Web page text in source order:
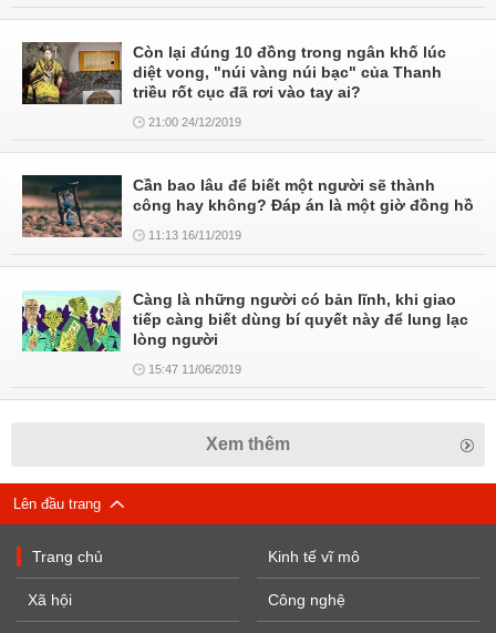
Còn lại đúng 10 đồng trong ngân khố lúc
diệt vong, "núi vàng núi bạc" của Thanh
triều rốt cục đã rơi vào tay ai?
21:00 24/12/2019
Cần bao lâu để biết một người sẽ thành
công hay không? Đáp án là một giờ đồng hồ
11:13 16/11/2019
Càng là những người có bản lĩnh, khi giao
tiếp càng biết dùng bí quyết này để lung lạc
lòng người
15:47 11/06/2019
Xem thêm
Lên đầu trang
Trang chủ
Xã hội
Kinh tế vĩ mô
Công nghệ